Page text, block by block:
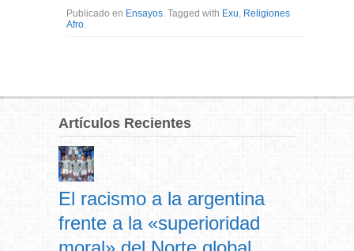
Publicado en Ensayos. Tagged with Exu, Religiones
Afro.
Artículos Recientes
El racismo a la argentina
frente a la «superioridad